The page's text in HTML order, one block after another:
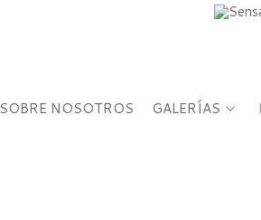
SOBRE NOSOTROS GALERÍAS